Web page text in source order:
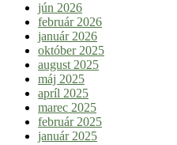
jún 2026
február 2026
január 2026
október 2025
august 2025
máj 2025
apríl 2025
marec 2025
február 2025
január 2025